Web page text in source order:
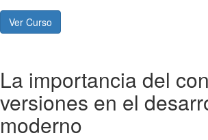
Ver Curso
La importancia del
versiones en el
moderno